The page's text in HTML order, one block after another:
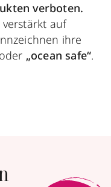
verboten.
verstärkt auf
ihre
oder „ocean safe“.